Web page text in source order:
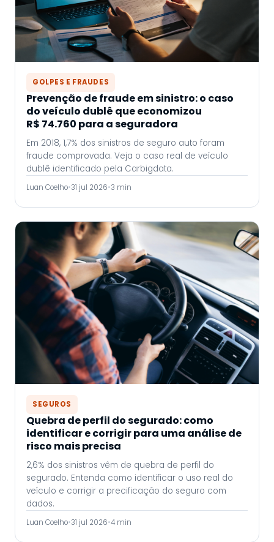
GOLPES E FRAUDES
Prevenção de fraude em sinistro: o caso
do veículo dublê que economizou
R$ 74.760 para a seguradora
Em 2018, 1,7% dos sinistros de seguro auto foram
fraude comprovada. Veja o caso real de veículo
dublê identificado pela Carbigdata.
Luan Coelho•31 jul 2026•3 min
SEGUROS
Quebra de perfil do segurado: como
identificar e corrigir para uma análise de
risco mais precisa
2,6% dos sinistros vêm de quebra de perfil do
segurado. Entenda como identificar o uso real do
veículo e corrigir a precificação do seguro com
dados.
Luan Coelho•31 jul 2026•4 min